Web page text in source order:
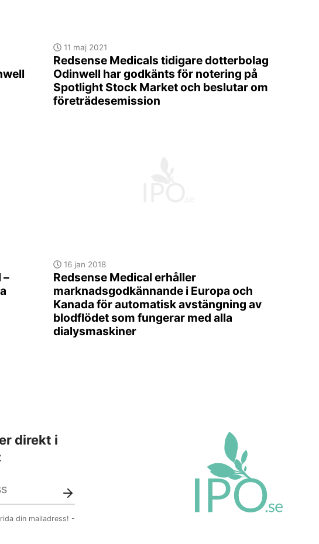
11 maj 2021
Redsense Medicals tidigare dotterbolag
Odinwell har godkänts för notering på
Spotlight Stock Market och beslutar om
företrädesemission
–
16 jan 2018
Redsense Medical erhåller
marknadsgodkännande i Europa och
Kanada för automatisk avstängning av
blodflödet som fungerar med alla
dialysmaskiner
direkt i
din mailadress! -